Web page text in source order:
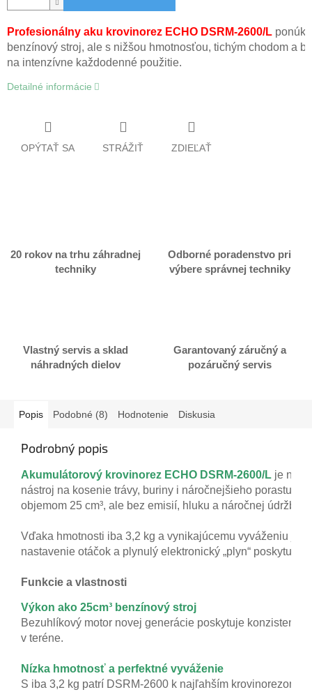
Profesionálny aku krovinorez ECHO DSRM-2600/L
benzínový stroj, ale s nižšou hmotnosťou, tichým chodom a
na intenzívne každodenné použitie.
Detailné informácie
OPÝTAŤ SA STRÁŽIŤ ZDIEĽAŤ
20 rokov na trhu záhradnej
techniky
Odborné poradenstvo pri
výbere správnej techniky
Vlastný servis a sklad
náhradných dielov
Garantovaný záručný a
pozáručný servis
Popis Podobné (8) Hodnotenie Diskusia
Podrobný popis
Akumulátorový krovinorez ECHO DSRM-2600/L je
nástroj na kosenie trávy, buriny i náročnejšieho porastu.
objemom 25 cm³, ale bez emisií, hluku a náročnej údržby.
Vďaka hmotnosti iba 3,2 kg a vynikajúcemu vyváženiu je
nastavenie otáčok a plynulý elektronický „plyn“
Funkcie a vlastnosti
Výkon ako 25cm³ benzínový stroj
Bezuhlíkový motor novej generácie poskytuje
v teréne.
Nízka hmotnosť a perfektné vyváženie
S iba 3,2 kg patrí DSRM-2600 k najľahším krovinorezom